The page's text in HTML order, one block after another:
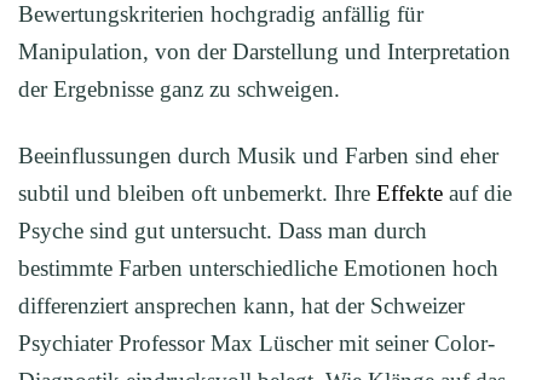
Bewertungskriterien hochgradig anfällig für
Manipulation, von der Darstellung und Interpretation
der Ergebnisse ganz zu schweigen.
Beeinflussungen durch Musik und Farben sind eher
subtil und bleiben oft unbemerkt. Ihre Effekte auf die
Psyche sind gut untersucht. Dass man durch
bestimmte Farben unterschiedliche Emotionen hoch
differenziert ansprechen kann, hat der Schweizer
Psychiater Professor Max Lüscher mit seiner Color-